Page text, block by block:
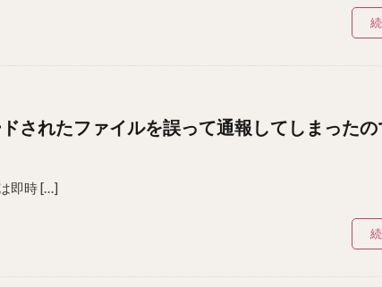
されたファイルを誤って通報してしまった
即時 […]